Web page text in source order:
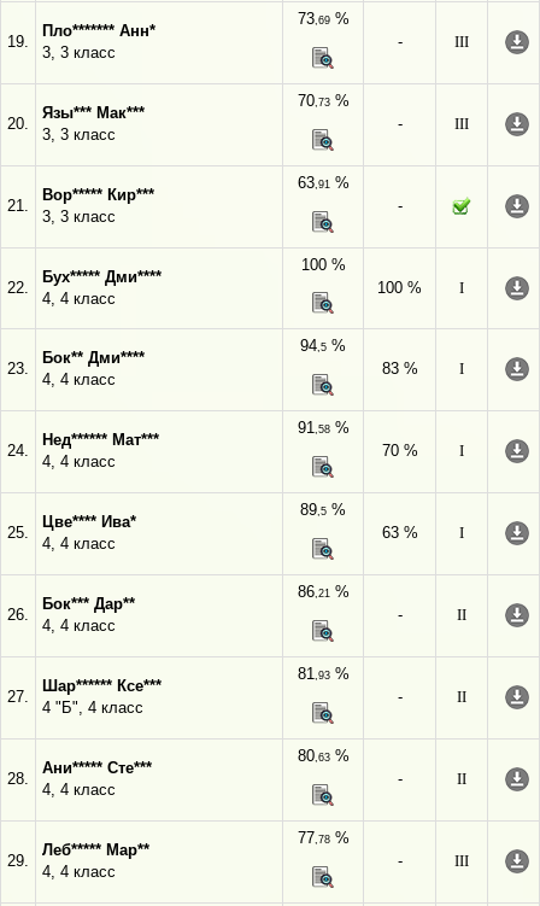
19.
Пло******* Анн*
3, 3 класс
73,69%
-
III
20.
Язы*** Мак***
3, 3 класс
70,73%
-
III
21.
Вор***** Кир***
3, 3 класс
63,91%
-
22.
Бух***** Дми****
4, 4 класс
100 %
100 %
I
23.
Бок** Дми****
4, 4 класс
94,5 %
83 %
I
24.
Нед****** Мат***
4, 4 класс
91,58%
70 %
I
25.
Цве**** Ива*
4, 4 класс
89,5 %
63 %
I
26.
Бок*** Дар**
4, 4 класс
86,21%
-
II
27.
Шар****** Ксе***
4 "Б", 4 класс
81,93%
-
II
28.
Ани***** Сте***
4, 4 класс
80,63%
-
II
29.
Леб***** Мар**
4, 4 класс
77,78%
-
III